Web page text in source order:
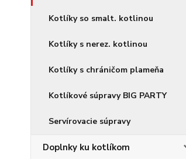
Kotlíky so smalt. kotlinou
Kotlíky s nerez. kotlinou
Kotlíky s chráničom plameňa
Kotlíkové súpravy BIG PARTY
Servírovacie súpravy
Doplnky ku kotlíkom